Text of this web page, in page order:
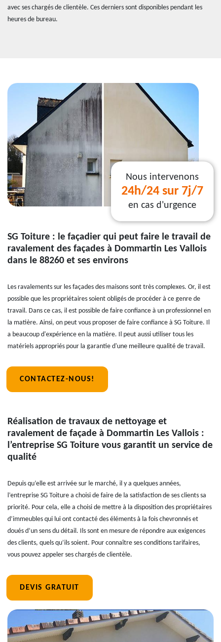
avec ses chargés de clientèle. Ces derniers sont disponibles pendant les
heures de bureau.
Nous intervenons
24h/24 sur 7j/7
en cas d'urgence
SG Toiture : le façadier qui peut faire le travail de
ravalement des façades à Dommartin Les Vallois
dans le 88260 et ses environs
Les ravalements sur les façades des maisons sont très complexes. Or, il est
possible que les propriétaires soient obligés de procéder à ce genre de
travail. Dans ce cas, il est possible de faire confiance à un professionnel en
la matière. Ainsi, on peut vous proposer de faire confiance à SG Toiture. Il
a beaucoup d'expérience en la matière. Il peut aussi utiliser tous les
matériels appropriés pour la garantie d'une meilleure qualité de travail.
CONTACTEZ-NOUS!
Réalisation de travaux de nettoyage et
ravalement de façade à Dommartin Les Vallois :
l’entreprise SG Toiture vous garantit un service de
qualité
Depuis qu’elle est arrivée sur le marché, il y a quelques années,
l’entreprise SG Toiture a choisi de faire de la satisfaction de ses clients sa
priorité. Pour cela, elle a choisi de mettre à la disposition des propriétaires
d’immeubles qui lui ont contacté des éléments à la fois chevronnés et
doués d’un sens du détail. Ils sont en mesure de répondre aux exigences
des clients, quels qu’ils soient. Pour connaître ses conditions tarifaires,
vous pouvez appeler ses chargés de clientèle.
DEVIS GRATUIT